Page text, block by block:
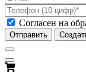
Согласен на
Отправить